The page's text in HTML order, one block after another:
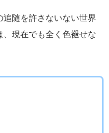
随を許さないない世界
現在でも全く色褪せな